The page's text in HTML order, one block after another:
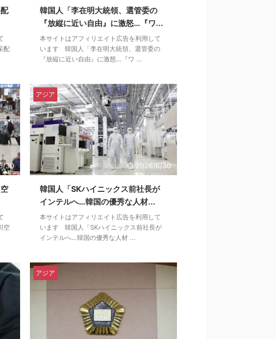
配
韓国人「李在明大統領、選管委の
『放縦に近い自由』に激怒…『ワ...
本サイトはアフィリエイト広告を利用して
います 韓国人「李在明大統領、選管委の
『放縦に近い自由』に激怒…『ワ ...
30
空
2026/6/30
アジア
韓国人「SKハイニックス前社長が
インテルへ…韓国の優秀な人材...
本サイトはアフィリエイト広告を利用して
います 韓国人「SKハイニックス前社長が
インテルへ…韓国の優秀な人材 ...
アジア